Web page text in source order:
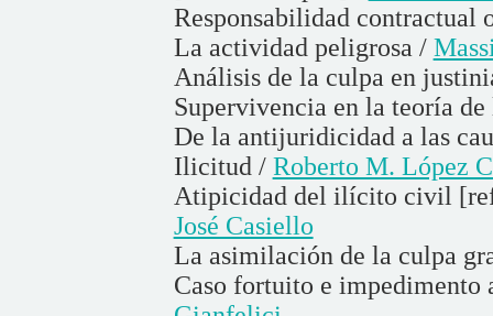
Responsabilidad contractual
La actividad peligrosa /
Análisis de la culpa en
Supervivencia en la teoría
De la antijuridicidad a las
Ilicitud / Roberto M. López
Atipicidad del ilícito civil
José Casiello
La asimilación de la culpa
Caso fortuito e